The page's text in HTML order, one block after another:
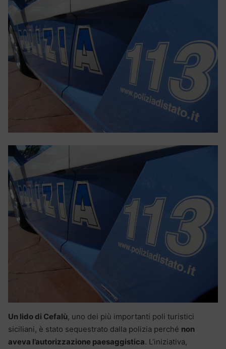
Un lido di Cefalù, uno dei più importanti poli turistici
siciliani, è stato sequestrato dalla polizia perché non
aveva l’autorizzazione paesaggistica. L’iniziativa,